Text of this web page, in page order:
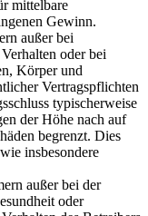
mittelbare
Gewinn.
außer bei
oder bei
Körper und
Vertragspflichten
typischerweise
der Höhe nach auf
begrenzt. Dies
insbesondere
außer bei der
oder